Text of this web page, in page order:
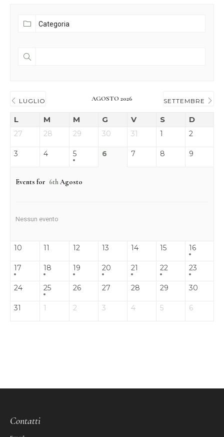
LUGLIO AGOSTO 2026 SETTEMBRE
L M M G V S D
27 28 29 30 31 1 2
3 4 5 6 7 8 9
Events for 6thAgosto
Nessun evento
10 11 12 13 14 15 16
17 18 19 20 21 22 23
24 25 26 27 28 29 30
31 1 2 3 4 5 6
Contatti